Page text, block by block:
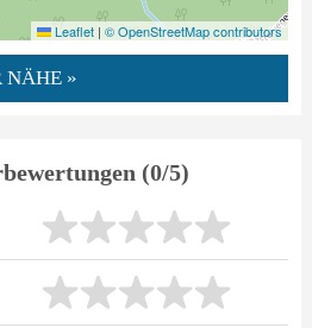
Leaflet | © OpenStreetMap contributors
NÄHE »
(0/5)